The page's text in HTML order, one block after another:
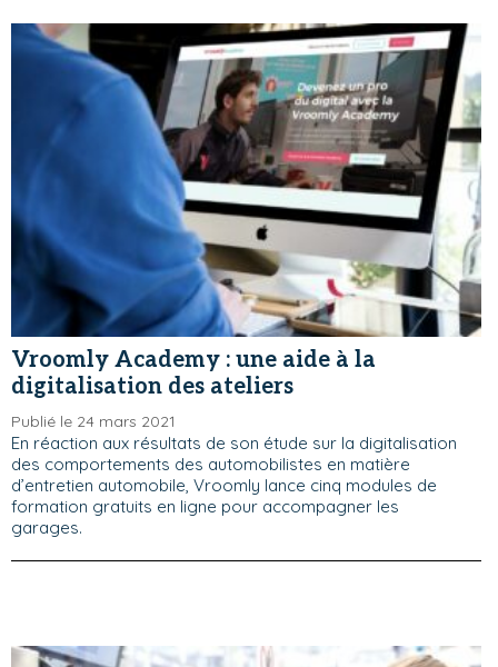
Vroomly Academy : une aide à la
digitalisation des ateliers
Publié le 24 mars 2021
En réaction aux résultats de son étude sur la digitalisation
des comportements des automobilistes en matière
d’entretien automobile, Vroomly lance cinq modules de
formation gratuits en ligne pour accompagner les
garages.